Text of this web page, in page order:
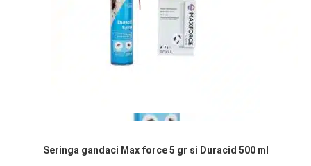
Seringa gandaci Max force 5 gr si Duracid 500 ml